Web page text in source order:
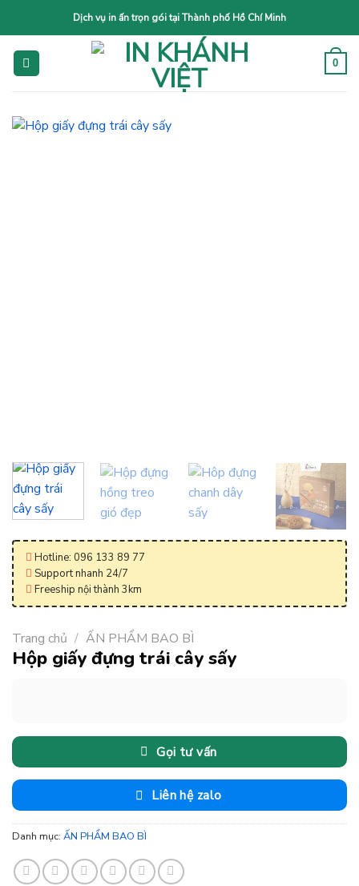
content
Dịch vụ in ấn trọn gói tại Thành phố Hồ Chí Minh
0
Hotline: 096 133 89 77
Support nhanh 24/7
Freeship nội thành 3km
Trang chủ / ẤN PHẨM BAO BÌ
Hộp giấy đựng trái cây sấy
Gọi tư vấn
Liên hệ zalo
Danh mục: ẤN PHẨM BAO BÌ